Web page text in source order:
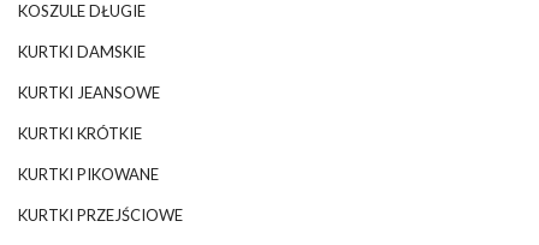
KOSZULE DŁUGIE
KURTKI DAMSKIE
KURTKI JEANSOWE
KURTKI KRÓTKIE
KURTKI PIKOWANE
KURTKI PRZEJŚCIOWE